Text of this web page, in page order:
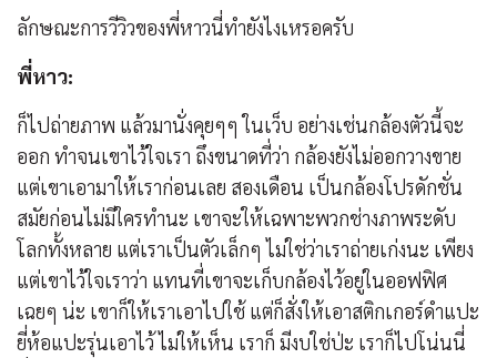
ลักษณะการวีวิวของพี่หาวนี่ทำยังไงเหรอครับ
พี่หาว:
ก็ไปถ่ายภาพ แล้วมานั่งคุยๆๆ ในเว็บ อย่างเช่นกล้องตัวนี้จะ
ออก ทำจนเขาไว้ใจเรา ถึงขนาดที่ว่า กล้องยังไม่ออกวางขาย
แต่เขาเอามาให้เราก่อนเลย สองเดือน เป็นกล้องโปรดักชั่น
สมัยก่อนไม่มีใครทำนะ เขาจะให้เฉพาะพวกช่างภาพระดับ
โลกทั้งหลาย แต่เราเป็นตัวเล็กๆ ไม่ใช่ว่าเราถ่ายเก่งนะ เพียง
แต่เขาไว้ใจเราว่า แทนที่เขาจะเก็บกล้องไว้อยู่ในออฟฟิศ
เฉยๆ น่ะ เขาก็ให้เราเอาไปใช้ แต่ก็สั่งให้เอาสติกเกอร์ดำแปะ
ยี่ห้อแปะรุ่นเอาไว้ ไม่ให้เห็น เราก็ มีงบใช่ป่ะ เราก็ไปโน่นนี่